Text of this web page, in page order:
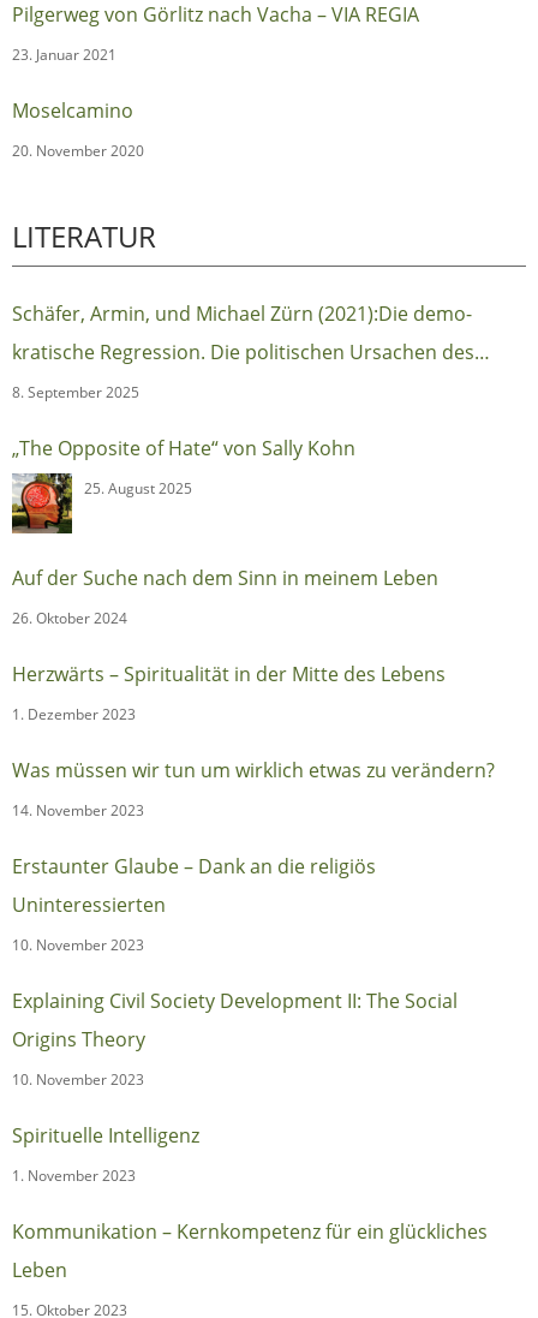
Pilgerweg von Görlitz nach Vacha – VIA REGIA
23. Januar 2021
Moselcamino
20. November 2020
LITERATUR
Schäfer, Armin, und Michael Zürn (2021):Die demo-
kratische Regression. Die politischen Ursachen des
autoritären Populismus (Berlin:Suhrkamp)
8. September 2025
„The Opposite of Hate“ von Sally Kohn
25. August 2025
Auf der Suche nach dem Sinn in meinem Leben
26. Oktober 2024
Herzwärts – Spiritualität in der Mitte des Lebens
1. Dezember 2023
Was müssen wir tun um wirklich etwas zu verändern?
14. November 2023
Erstaunter Glaube – Dank an die religiös
Uninteressierten
10. November 2023
Explaining Civil Society Development II: The Social
Origins Theory
10. November 2023
Spirituelle Intelligenz
1. November 2023
Kommunikation – Kernkompetenz für ein glückliches
Leben
15. Oktober 2023